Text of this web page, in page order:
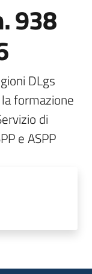
938
DLgs
formazione
di
e ASPP